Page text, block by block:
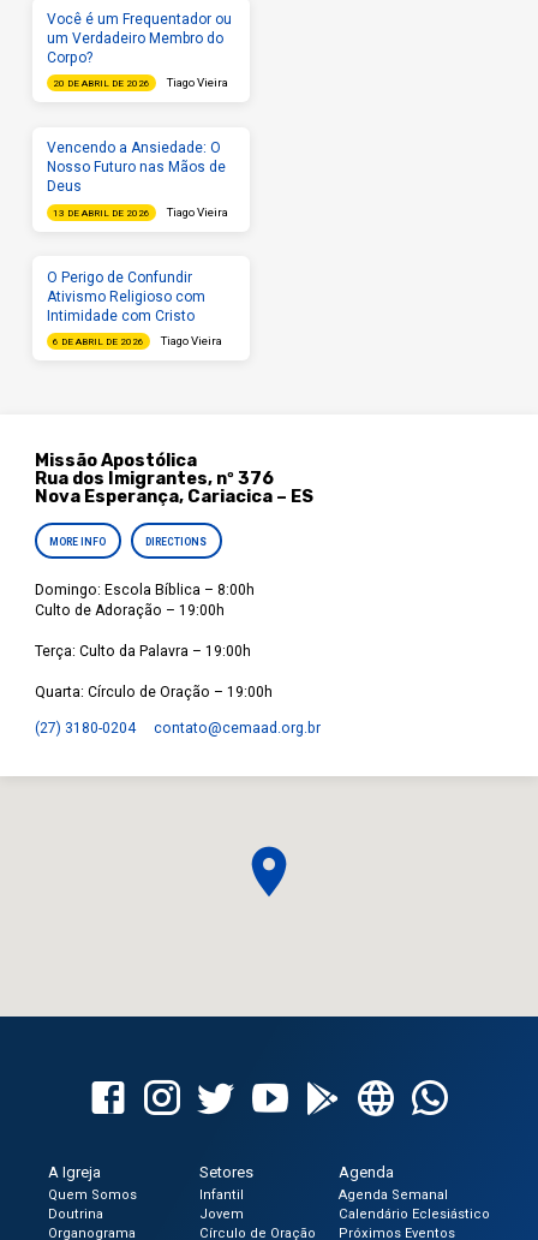
Você é um Frequentador ou
um Verdadeiro Membro do
Corpo?
20 DE ABRIL DE 2026 Tiago Vieira
Vencendo a Ansiedade: O
Nosso Futuro nas Mãos de
Deus
13 DE ABRIL DE 2026 Tiago Vieira
O Perigo de Confundir
Ativismo Religioso com
Intimidade com Cristo
6 DE ABRIL DE 2026 Tiago Vieira
Missão Apostólica
Rua dos Imigrantes, nº 376
Nova Esperança, Cariacica – ES
MORE INFO DIRECTIONS
Domingo: Escola Bíblica – 8:00h
Culto de Adoração – 19:00h
Terça: Culto da Palavra – 19:00h
Quarta: Círculo de Oração – 19:00h
(27) 3180-0204 contato​@cemaad.org.br
A Igreja
Quem Somos
Doutrina
Organograma
Setores
Infantil
Jovem
Círculo de Oração
Agenda
Agenda Semanal
Calendário Eclesiástico
Próximos Eventos